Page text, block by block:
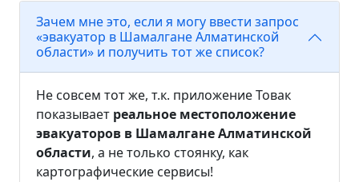
Зачем мне это, если я могу ввести запрос
«эвакуатор в Шамалгане Алматинской
области» и получить тот же список?
Не совсем тот же, т.к. приложение Товак
показывает реальное местоположение
эвакуаторов в Шамалгане Алматинской
области, а не только стоянку, как
картографические сервисы!